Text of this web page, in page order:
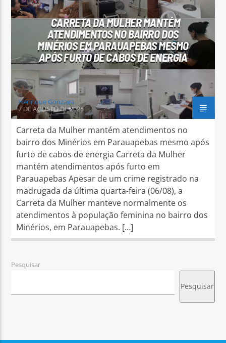
Arara Azul FM
CARRETA DA MULHER MANTÉM
ATENDIMENTOS NO BAIRRO DOS
MINÉRIOS EM PARAUAPEBAS MESMO
APÓS FURTO DE CABOS DE ENERGIA
Henrique Gonzaga
7 DE AGOSTO DE 2025
Carreta da Mulher mantém atendimentos no
bairro dos Minérios em Parauapebas mesmo após
furto de cabos de energia Carreta da Mulher
mantém atendimentos após furto em
Parauapebas Apesar de um crime registrado na
madrugada da última quarta-feira (06/08), a
Carreta da Mulher manteve normalmente os
atendimentos à população feminina no bairro dos
Minérios, em Parauapebas. […]
Pesquisar
Pesquisar